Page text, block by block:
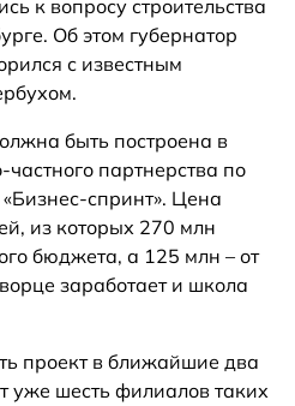
к вопросу строительства
Об этом губернатор
с известным
быть построена в
партнерства по
спринт». Цена
из которых 270 млн
бюджета, а 125 млн – от
заработает и школа
проект в ближайшие два
уже шесть филиалов таких